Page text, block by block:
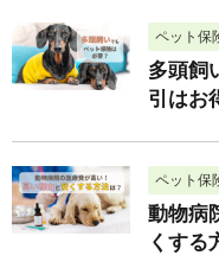
ペット保
多頭飼
引はお
ペット保
動物病
くする